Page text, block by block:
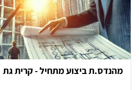
מהנדס.ת ביצוע מתחיל - קרית גת